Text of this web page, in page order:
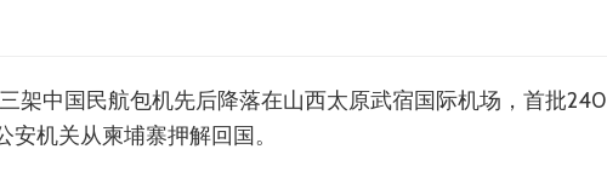
架中国民航包机先后降落在山西太原武宿国际机场，首批240
机关从柬埔寨押解回国。